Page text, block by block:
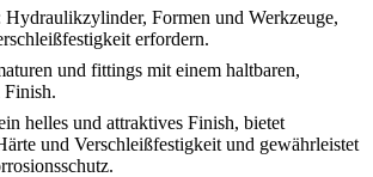
Hydraulikzylinder, Formen und Werkzeuge,
erfordern.
und fittings mit einem haltbaren,
Finish.
helles und attraktives Finish, bietet
und Verschleißfestigkeit und gewährleistet